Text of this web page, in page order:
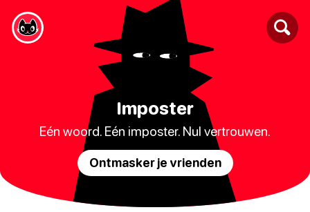
Imposter
Eén woord. Eén imposter. Nul vertrouwen.
Ontmasker je vrienden